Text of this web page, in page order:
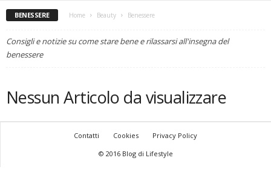
BENESSERE Home Beauty Benessere
Consigli e notizie su come stare bene e rilassarsi all'insegna del
benessere
Nessun Articolo da visualizzare
Contatti Cookies
Privacy Policy
© 2016 Blog di Lifestyle